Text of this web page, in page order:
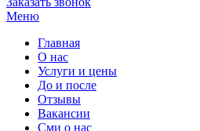
Меню
Главная
О нас
Услуги и цены
До и после
Отзывы
Вакансии
Сми о нас